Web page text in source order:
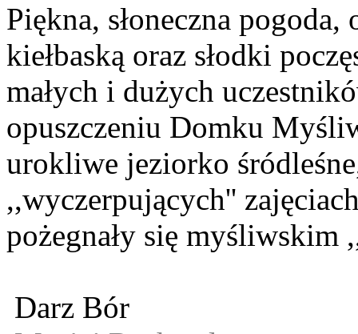
Piękna, słoneczna
kiełbaską oraz słodki
małych i dużych
opuszczeniu Domku
urokliwe jeziorko
,,wyczerpujących''
pożegnały się myśliwskim
Darz Bór